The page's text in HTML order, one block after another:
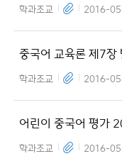
학과조교 2016-
중국어 교육론 제7
학과조교 2016-
어린이 중국어 평가
학과조교 2016-